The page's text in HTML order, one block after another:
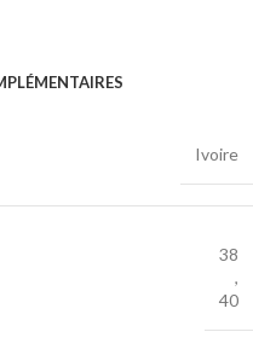
Ivoire
38
,
40